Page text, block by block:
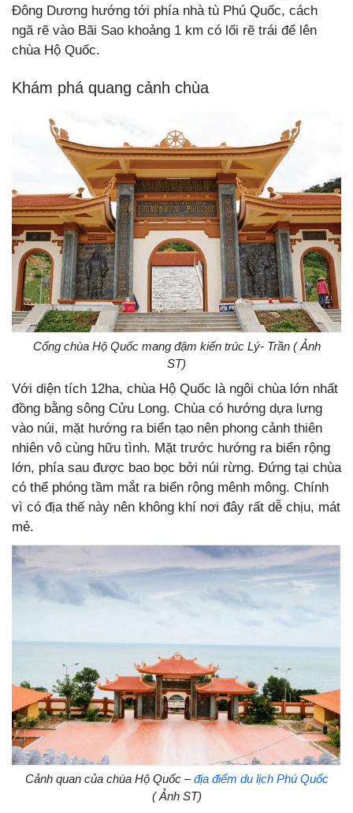
Đông Dương hướng tới phía nhà tù Phú Quốc, cách
ngã rẽ vào Bãi Sao khoảng 1 km có lối rẽ trái để lên
chùa Hộ Quốc.
Khám phá quang cảnh chùa
Cổng chùa Hộ Quốc mang đậm kiến trúc Lý- Trần ( Ảnh
ST)
Với diện tích 12ha, chùa Hộ Quốc là ngôi chùa lớn nhất
đồng bằng sông Cửu Long. Chùa có hướng dựa lưng
vào núi, mặt hướng ra biển tạo nên phong cảnh thiên
nhiên vô cùng hữu tình. Mặt trước hướng ra biển rộng
lớn, phía sau được bao bọc bởi núi rừng. Đứng tại chùa
có thể phóng tầm mắt ra biển rộng mênh mông. Chính
vì có địa thế này nên không khí nơi đây rất dễ chịu, mát
mẻ.
Cảnh quan của chùa Hộ Quốc –địa điểm du lịch Phú Quốc
( Ảnh ST)